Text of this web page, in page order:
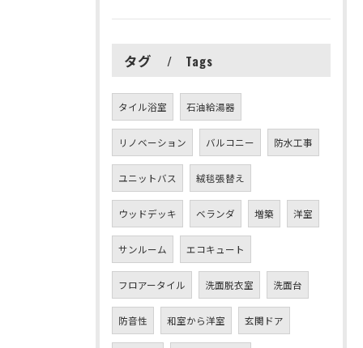
タグ Tags
タイル浴室 石油給湯器
リノベーション バルコニー 防水工事
ユニットバス 絨毯張替え
ウッドデッキ ベランダ 増築 洋室
サンルーム エコキュート
フロアータイル 洗面脱衣室 洗面台
防音性 和室から洋室 玄関ドア